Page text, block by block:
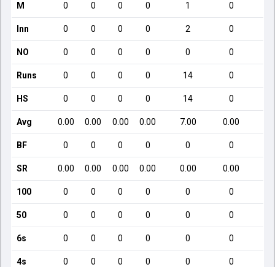
M 0 0 0 0 1 0
Inn 0 0 0 0 2 0
NO 0 0 0 0 0 0
Runs 0 0 0 0 14 0
HS 0 0 0 0 14 0
Avg 0.00 0.00 0.00 0.00 7.00 0.00
BF 0 0 0 0 0 0
SR 0.00 0.00 0.00 0.00 0.00 0.00
100 0 0 0 0 0 0
50 0 0 0 0 0 0
6s 0 0 0 0 0 0
4s 0 0 0 0 0 0